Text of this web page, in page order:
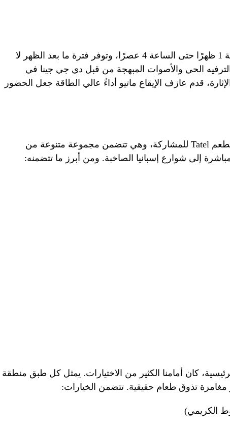
تقام وجبة الإفطار من الساعة 1 ظهرًا حتى الساعة 4 عصرًا، وتوفر فترة ما بعد الظهر لا
الحي والأصوات المبهجة من قبل دي جي جينا في
قدم عازف الإيقاع ماتيو أداءً عالي الطاقة جعل الحضور
تم تصميم قائمة الغداء في مطعم Tatel للمشاركة، وهي تتضمن مجموعة متنوعة من
مباشرة إلى شوارع إسبانيا الصاخبة. ومن أبرز ما تتضمنه:
كان أمامنا الكثير من الاختيارات. يمثل كل طبق منطقة
مغامرة تذوق طعام حقيقية. تتضمن الخيارات:
الكريمي)